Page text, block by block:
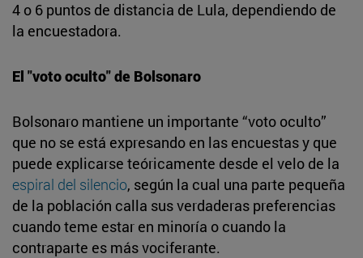
4 o 6 puntos de distancia de Lula, dependiendo de
la encuestadora.
El "voto oculto" de Bolsonaro
Bolsonaro mantiene un importante “voto oculto”
que no se está expresando en las encuestas y que
puede explicarse teóricamente desde el velo de la
espiral del silencio, según la cual una parte pequeña
de la población calla sus verdaderas preferencias
cuando teme estar en minoría o cuando la
contraparte es más vociferante.